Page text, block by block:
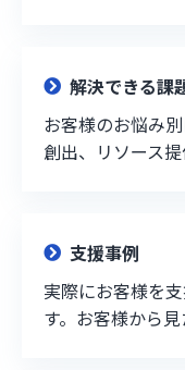
解決できる課
お客様のお悩み
創出、リソース
支援事例
実際にお客様を
す。お客様から